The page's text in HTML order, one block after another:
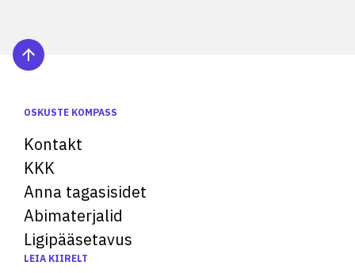
OSKUSTE KOMPASS
Kontakt
KKK
Anna tagasisidet
Abimaterjalid
Ligipääsetavus
LEIA KIIRELT